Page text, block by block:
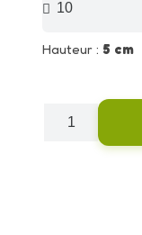
Hauteur : 5 cm